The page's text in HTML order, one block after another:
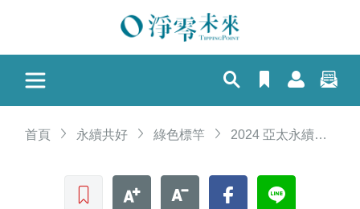
首頁 永續共好 綠色標竿 2024 亞太永續博覽會 「產業交流會」、「電子名片」實踐永續會展
收藏文章 文字加大 文字縮小 Facebook